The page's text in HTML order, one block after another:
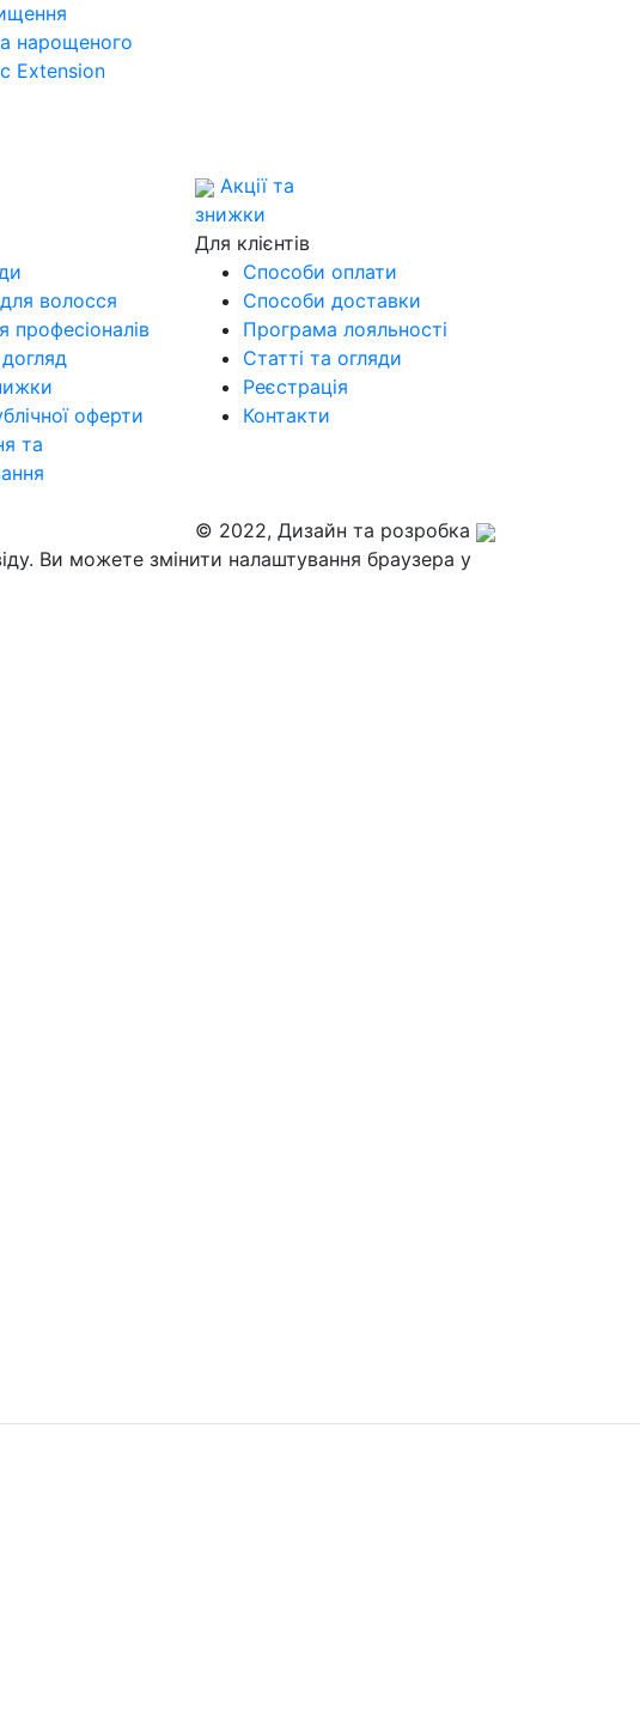
нарощеного
Extension
Акції та
знижки
волосся
професіоналів
оферти
та
Для клієнтів
Способи оплати
Способи доставки
Програма лояльності
Статті та огляди
Реєстрація
Контакти
© 2022, Дизайн та розробка
Ви можете змінити налаштування браузера у